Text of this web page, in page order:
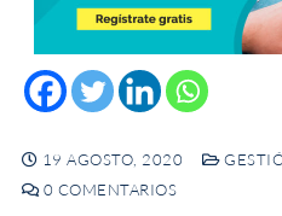
19 AGOSTO, 2020
0 COMENTARIOS